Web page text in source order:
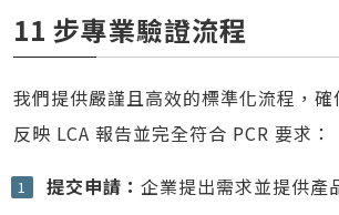
11 步專業驗證流程
我們提供嚴謹且高效的標準化流程，確
反映 LCA 報告並完全符合 PCR 要求：
提交申請： 企業提出需求並提供產